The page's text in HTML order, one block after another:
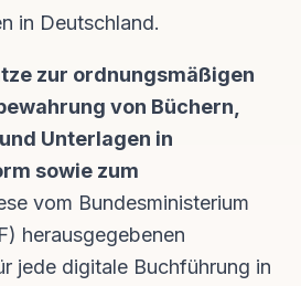
in Deutschland.
zur ordnungsmäßigen
von Büchern,
Unterlagen in
sowie zum
vom Bundesministerium
herausgegebenen
jede digitale Buchführung in